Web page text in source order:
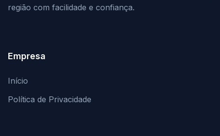
região com facilidade e confiança.
Empresa
Início
Política de Privacidade